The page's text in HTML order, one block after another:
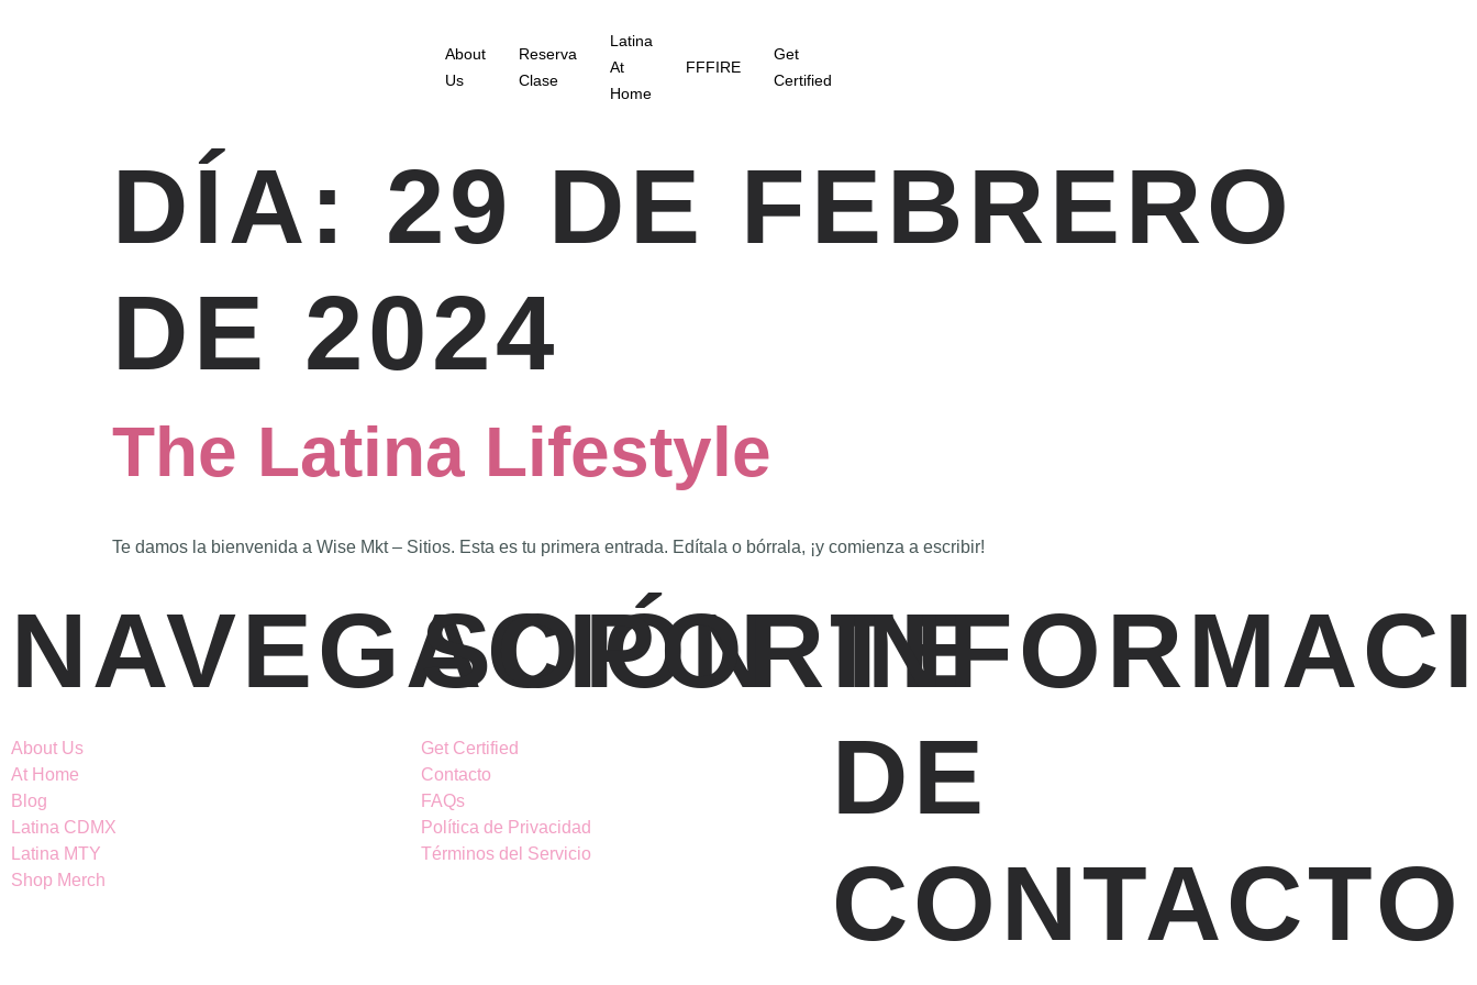
About
Us
Reserva
Clase
Latina
At
Home
FFFIRE
Get
Certified
DÍA: 29 DE FEBRERO
DE 2024
The Latina Lifestyle
Te damos la bienvenida a Wise Mkt – Sitios. Esta es tu primera entrada. Edítala o bórrala, ¡y comienza a escribir!
NAVEGACIÓN
About Us
At Home
Blog
Latina CDMX
Latina MTY
Shop Merch
SOPORTE
Get Certified
Contacto
FAQs
Política de Privacidad
Términos del Servicio
DE
CONTACTO